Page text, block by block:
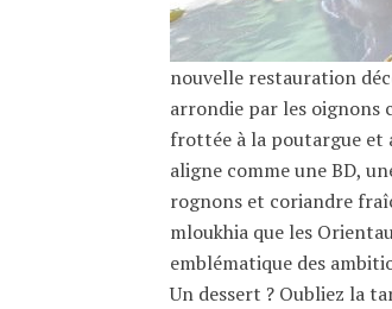
nouvelle restauration
arrondie par les oignons
frottée à la poutargue et
aligne comme une BD,
rognons et coriandre
mloukhia que les
emblématique des
Un dessert ? Oubliez la